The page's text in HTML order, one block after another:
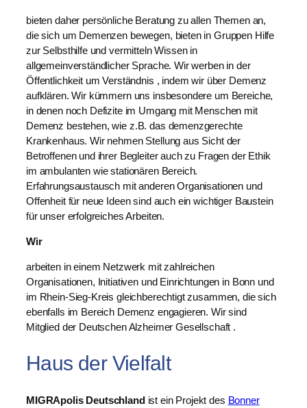
bieten daher persönliche Beratung zu allen Themen an,
die sich um Demenzen bewegen, bieten in Gruppen Hilfe
zur Selbsthilfe und vermitteln Wissen in
allgemeinverständlicher Sprache. Wir werben in der
Öffentlichkeit um Verständnis , indem wir über Demenz
aufklären. Wir kümmern uns insbesondere um Bereiche,
in denen noch Defizite im Umgang mit Menschen mit
Demenz bestehen, wie z.B. das demenzgerechte
Krankenhaus. Wir nehmen Stellung aus Sicht der
Betroffenen und ihrer Begleiter auch zu Fragen der Ethik
im ambulanten wie stationären Bereich.
Erfahrungsaustausch mit anderen Organisationen und
Offenheit für neue Ideen sind auch ein wichtiger Baustein
für unser erfolgreiches Arbeiten.
Wir
arbeiten in einem Netzwerk mit zahlreichen
Organisationen, Initiativen und Einrichtungen in Bonn und
im Rhein-Sieg-Kreis gleichberechtigt zusammen, die sich
ebenfalls im Bereich Demenz engagieren. Wir sind
Mitglied der Deutschen Alzheimer Gesellschaft .
Haus der Vielfalt
MIGRApolis Deutschlandist ein Projekt des Bonner